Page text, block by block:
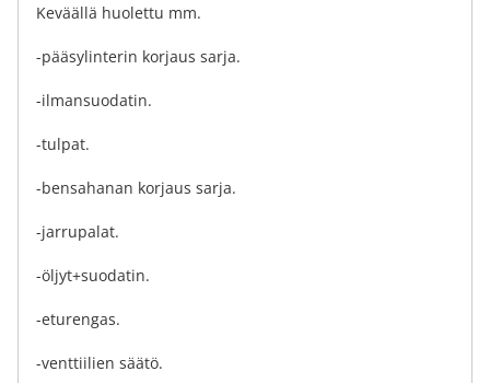
Keväällä huolettu mm.
-pääsylinterin korjaus sarja.
-ilmansuodatin.
-tulpat.
-bensahanan korjaus sarja.
-jarrupalat.
-öljyt+suodatin.
-eturengas.
-venttiilien säätö.